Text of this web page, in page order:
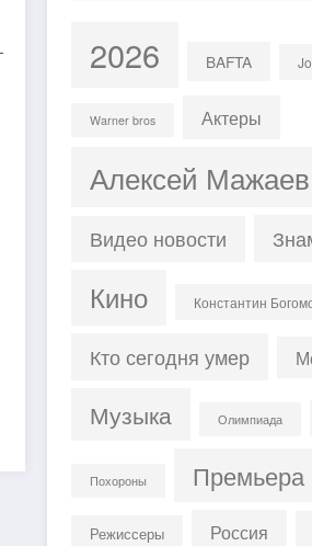
2026 BAFTA
Warner bros Актеры
Алексей Мажаев
Видео новости
Кино Константин
Кто сегодня умер
Музыка Олимпиада
Похороны Премьера
Режиссеры Россия